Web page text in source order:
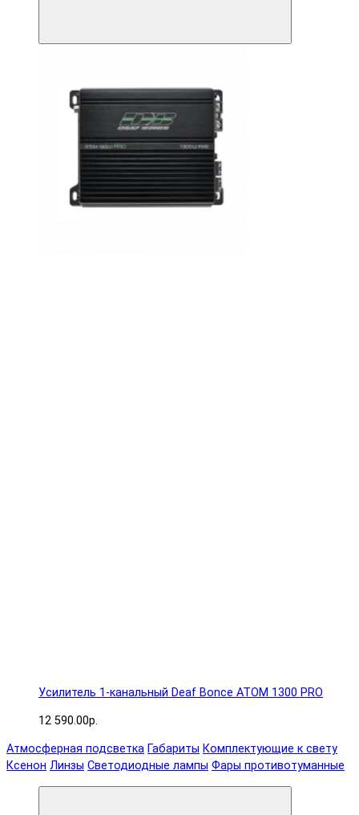
Усилитель 1-канальный Deaf Bonce ATOM 1300 PRO
12 590.00р.
Атмосферная подсветка Габариты Комплектующие к свету
Ксенон Линзы Светодиодные лампы Фары противотуманные